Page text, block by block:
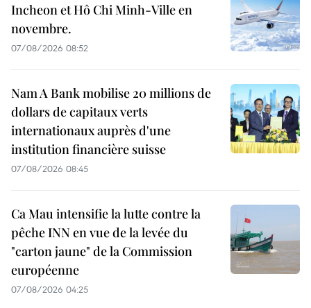
Incheon et Hô Chi Minh-Ville en
novembre.
07/08/2026 08:52
Nam A Bank mobilise 20 millions de
dollars de capitaux verts
internationaux auprès d'une
institution financière suisse
07/08/2026 08:45
Ca Mau intensifie la lutte contre la
pêche INN en vue de la levée du
"carton jaune" de la Commission
européenne
07/08/2026 04:25